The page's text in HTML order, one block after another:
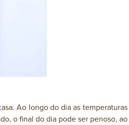
Ao longo do dia as
o final do dia pode ser penoso,